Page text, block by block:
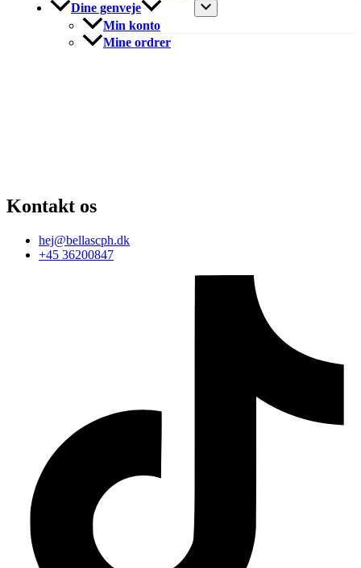
Dine genveje
Min konto
Mine ordrer
Kontakt os
hej@bellascph.dk
+45 36200847